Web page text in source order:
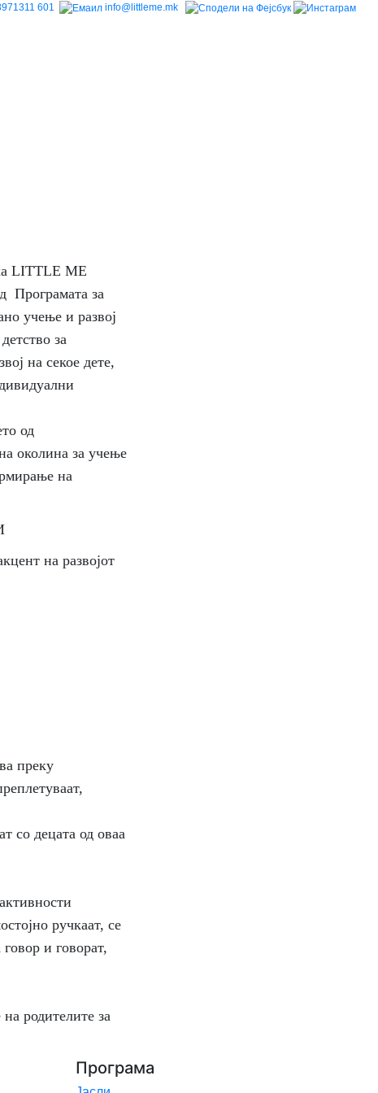
601 info@littleme.mk
LITTLE ME
Програмата за
учење и развој
за
на секое дете,
од
околина за учење
на
на развојот
преку
со децата од оваа
ручкаат, се
и говорат,
родителите за
Програма